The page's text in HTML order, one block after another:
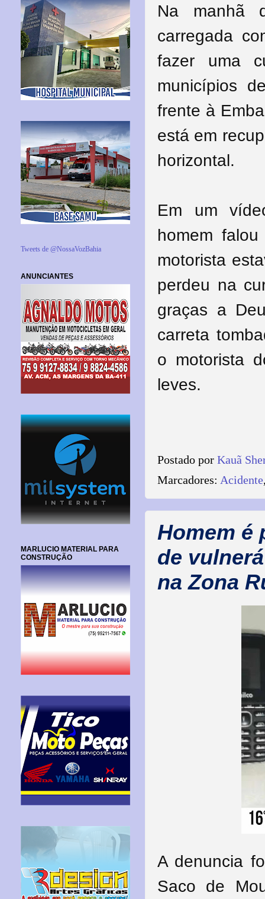
Na manhã
carregada
fazer uma
municípios
frente à
está em
horizontal.
Em um
homem
motorista
perdeu na
graças a
carreta
o motorista
leves.
Postado por Kauã
Marcadores: Acidente
Homem é
de
na Zona
A denuncia
Saco de
Tweets de @NossaVozBahia
ANUNCIANTES
MARLUCIO MATERIAL PARA
CONSTRUÇÃO